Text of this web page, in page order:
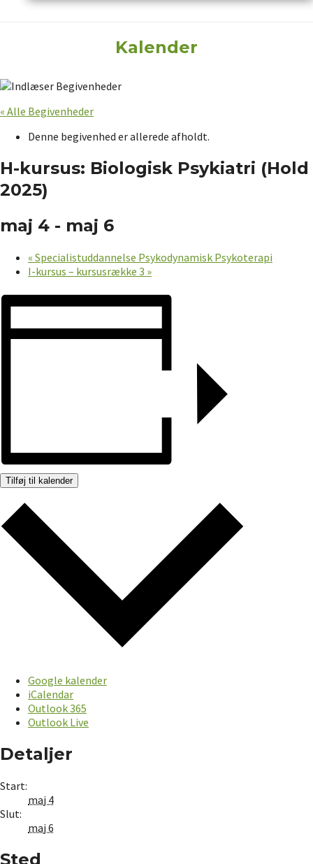
Kalender
« Alle Begivenheder
Denne begivenhed er allerede afholdt.
H-kursus: Biologisk Psykiatri (Hold
2025)
maj 4 - maj 6
« Specialistuddannelse Psykodynamisk Psykoterapi
I-kursus – kursusrække 3 »
Tilføj til kalender
Google kalender
iCalendar
Outlook 365
Outlook Live
Detaljer
Start:
maj 4
Slut:
maj 6
Sted